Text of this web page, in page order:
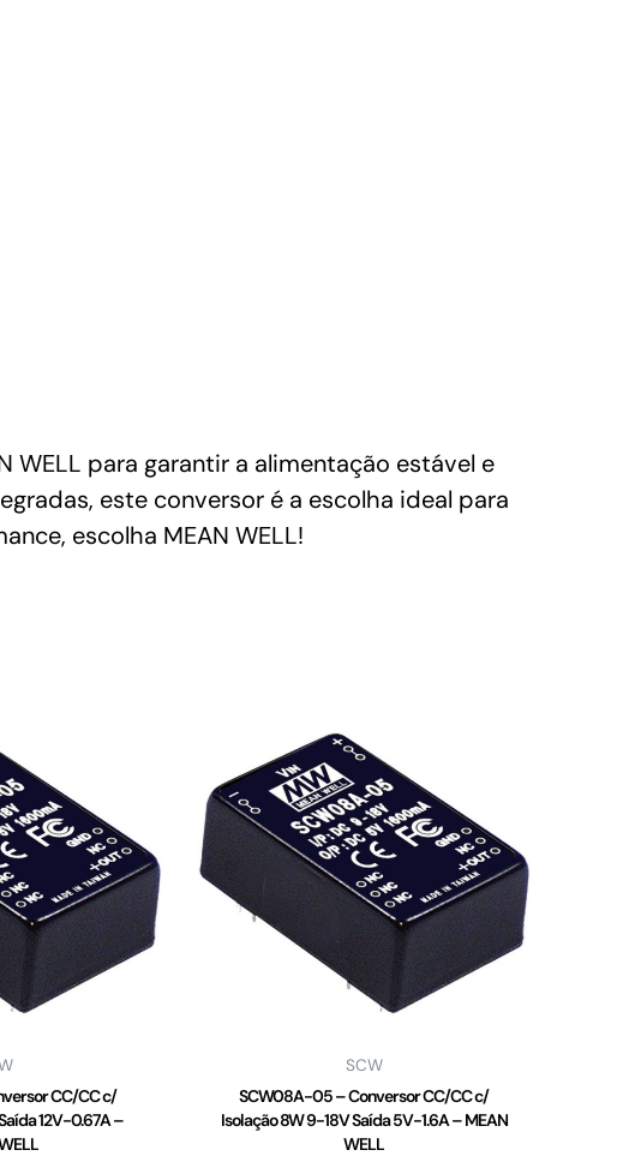
para garantir a alimentação estável e
este conversor é a escolha ideal para
escolha MEAN WELL!
CC/CC c/
12V-0.67A –
SCW
SCW08A-05 – Conversor CC/CC c/
Isolação 8W 9-18V Saída 5V-1.6A – MEAN
WELL